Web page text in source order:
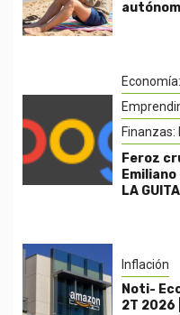
Finanzas:
Feroz
Emiliano
LA
Inflación
Noti-
2T 2026